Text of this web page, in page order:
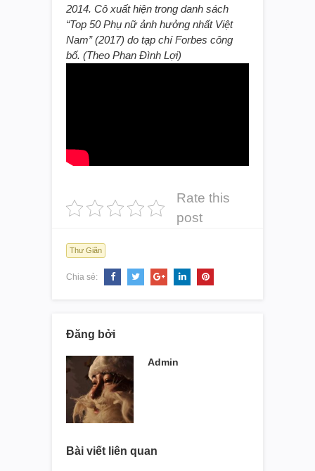
2014. Cô xuất hiện trong danh sách
“Top 50 Phụ nữ ảnh hưởng nhất Việt
Nam” (2017) do tạp chí Forbes công
bố. (Theo Phan Đình Lợi)
Rate this
post
Thư Giãn
Chia sẻ:
Đăng bởi
Admin
Bài viết liên quan